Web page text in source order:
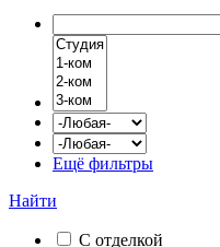
Ещё фильтры
Найти
С отделкой